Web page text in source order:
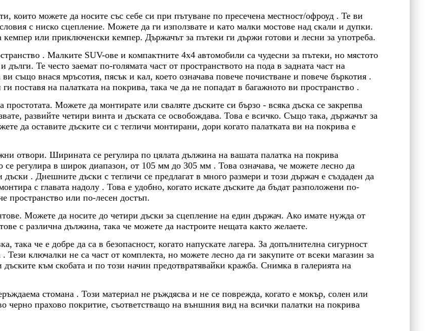
които можете да носите със себе си при пътуване по пресечена местност/офроуд . Те ви
с ниско сцепление. Можете да ги използвате и като малки мостове над скали и дупки.
кемпер или приключенски кемпер. Държачът за пътеки ги държи готови и лесни за употреба.
. Малките SUV-ове и компактните 4x4 автомобили са чудесни за пътеки, но мястото
Те често заемат по-голямата част от пространството на пода в задната част на
също внася мръсотия, пясък и кал, което означава повече почистване и повече бъркотия .
поставя на палатката на покрива, така че да не попадат в багажното ви пространство .
Можете да монтирате или сваляте дъските си бързо - всяка дъска се закрепва
развийте четири винта и дъската се освобождава. Това е всичко. Също така, държачът за
да оставите дъските си с тегличи монтирани, дори когато палатката ви на покрива е
отвори. Ширината се регулира по цялата дължина на вашата палатка на покрива
регулира в широк диапазон, от 105 мм до 305 мм . Това означава, че можете лесно да
. Днешните дъски с тегличи се предлагат в много размери и този държач е създаден да
с главата надолу . Това е удобно, когато искате дъските да бъдат разположени по-
пространство или по-лесен достъп.
Можете да носите до четири дъски за сцепление на един държач. Ако имате нужда от
с различна дължина, така че можете да настроите нещата както желаете.
така че е добре да са в безопасност, когато напускате лагера. За допълнителна сигурност
ключалки не са част от комплекта, но можете лесно да ги закупите от всеки магазин за
към скобата и по този начин предотвратявайки кражба. Снимка в галерията на
стомана . Този материал не ръждясва и не се поврежда, когато е мокър, солен или
черно прахово покритие, съответстващо на външния вид на всички палатки на покрива